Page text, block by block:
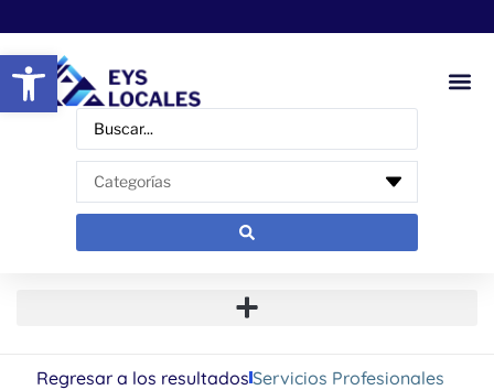
Abrir barra de herramientas
Regresar a los resultadosServicios Profesionales